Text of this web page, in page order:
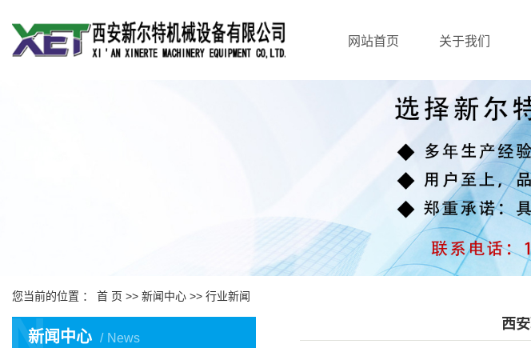
网站首页 关于我们
您当前的位置 ： 首 页 >> 新闻中心 >> 行业新闻
新闻中心 News
西